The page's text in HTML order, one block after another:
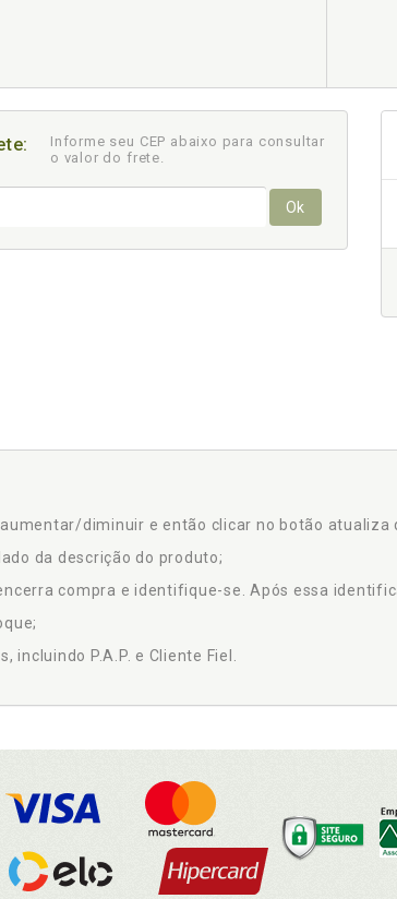
Informe seu CEP abaixo para consultar
o valor do frete.
Ok
diminuir e então clicar no botão atualiza
da descrição do produto;
compra e identifique-se. Após essa
P.A.P. e Cliente Fiel.